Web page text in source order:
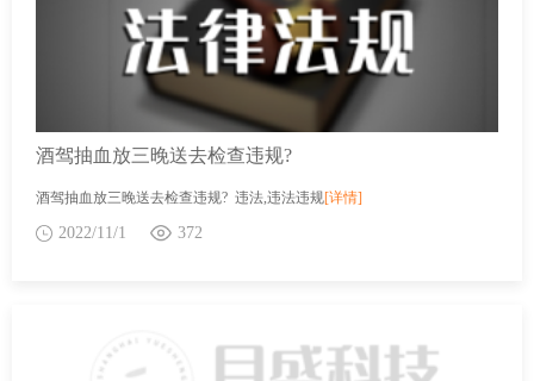
酒驾抽血放三晚送去检查违规?
酒驾抽血放三晚送去检查违规? 违法,违法违规[详情]
2022/11/1 372